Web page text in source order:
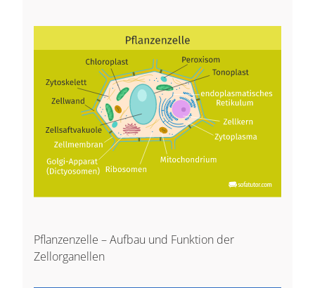
Pflanzenzelle – Aufbau und Funktion der
Zellorganellen